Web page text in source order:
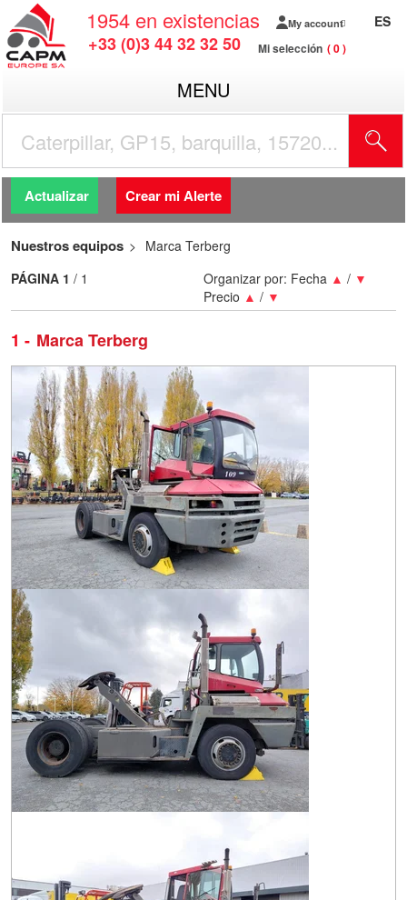
1954 en existencias
+33 (0)3 44 32 32 50
My account
Mi selección 0
ES
MENU
Actualizar Crear mi Alerte
Nuestros equipos Marca Terberg
1 Marca Terberg
Organizar por: Fecha ▲ / ▼
Precio ▲ / ▼
PÁGINA 1 / 1